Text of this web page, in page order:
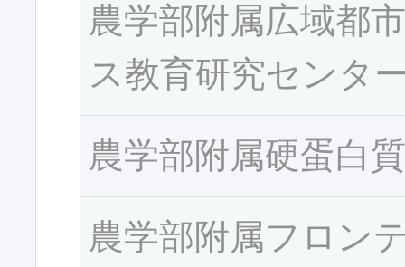
農学部附属広域都
ス教育研究センタ
農学部附属硬蛋白
農学部附属フロン